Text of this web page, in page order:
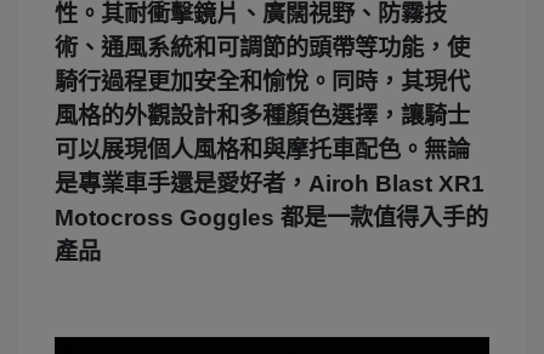
性。其耐衝擊鏡片、廣闊視野、防霧技
術、通風系統和可調節的頭帶等功能，使
騎行過程更加安全和愉悅。同時，其現代
風格的外觀設計和多種顏色選擇，讓騎士
可以展現個人風格和與摩托車配色。無論
是專業車手還是愛好者，Airoh Blast XR1
Motocross Goggles 都是一款值得入手的
產品